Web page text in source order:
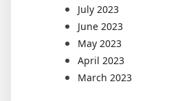
July 2023
June 2023
May 2023
April 2023
March 2023